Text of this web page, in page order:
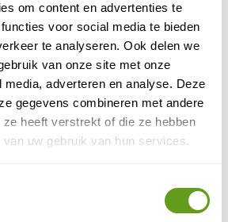
om content en advertenties te
voor social media te bieden
te analyseren. Ook delen we
van onze site met onze
adverteren en analyse. Deze
gegevens combineren met andere
ze heeft verstrekt of die ze hebben
uw gebruik van hun services.
In tegenstelling met de
te bereiken. De parkeerplaats
het dalstation; je hoeft dus
parkeren doe je hier gratis. Aan
de straat is een sportzaak waar je
ook sneeuwschoenen verkopen